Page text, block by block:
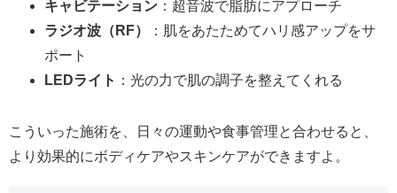
キャビテーション ：超音波で脂肪にアプローチ
ラジオ波（RF）
：肌をあたためてハリ感アップをサ
ポート
LEDライト ：光の力で肌の調子を整えてくれる
こういった施術を、日々の運動や食事管理と合わせると、
より効果的にボディケアやスキンケアができますよ。